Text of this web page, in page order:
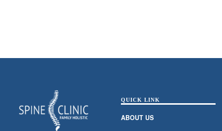
QUICK LINK
ABOUT US